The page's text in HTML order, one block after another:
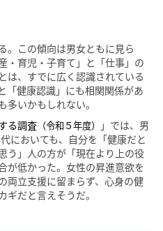
。この傾向は男女ともに見ら
・育児・子育て」と「仕事」の
は、すでに広く認識されている
「健康認識」にも相関関係があ
いかもしれない。
る調査 （令和５年度）
」では、男
においても、自分を「健康だと
う」人の方が「現在より上の役
が低かった。女性の昇進意欲を
両立支援に留まらず、心身の健
だと言えそうだ。